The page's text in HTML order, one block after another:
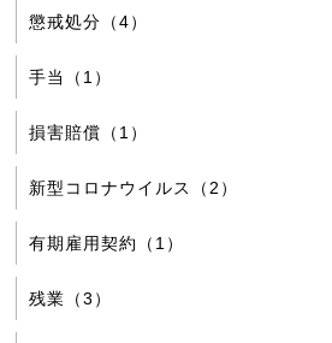
懲戒処分（4）
手当（1）
損害賠償（1）
新型コロナウイルス（2）
有期雇用契約（1）
残業（3）